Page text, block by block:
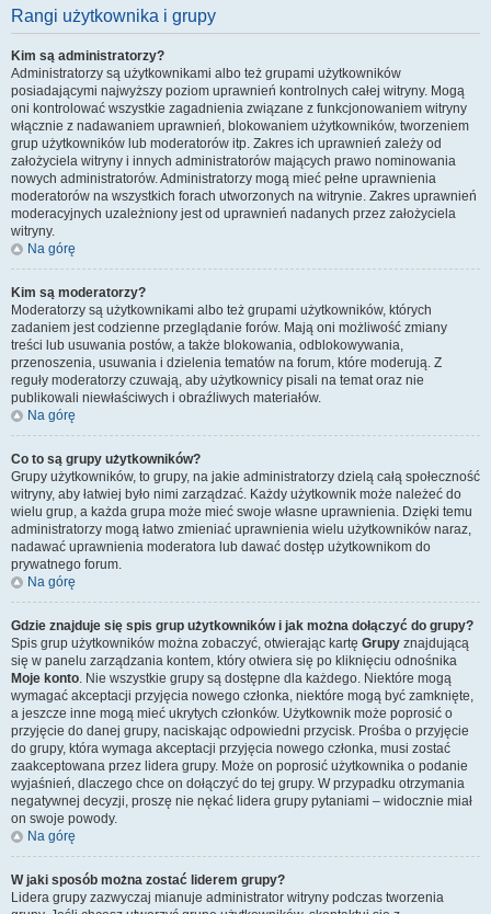
Rangi użytkownika i grupy
Kim są administratorzy?
Administratorzy są użytkownikami albo też grupami użytkowników
posiadającymi najwyższy poziom uprawnień kontrolnych całej witryny. Mogą
oni kontrolować wszystkie zagadnienia związane z funkcjonowaniem witryny
włącznie z nadawaniem uprawnień, blokowaniem użytkowników, tworzeniem
grup użytkowników lub moderatorów itp. Zakres ich uprawnień zależy od
założyciela witryny i innych administratorów mających prawo nominowania
nowych administratorów. Administratorzy mogą mieć pełne uprawnienia
moderatorów na wszystkich forach utworzonych na witrynie. Zakres uprawnień
moderacyjnych uzależniony jest od uprawnień nadanych przez założyciela
witryny.
Na górę
Kim są moderatorzy?
Moderatorzy są użytkownikami albo też grupami użytkowników, których
zadaniem jest codzienne przeglądanie forów. Mają oni możliwość zmiany
treści lub usuwania postów, a także blokowania, odblokowywania,
przenoszenia, usuwania i dzielenia tematów na forum, które moderują. Z
reguły moderatorzy czuwają, aby użytkownicy pisali na temat oraz nie
publikowali niewłaściwych i obraźliwych materiałów.
Na górę
Co to są grupy użytkowników?
Grupy użytkowników, to grupy, na jakie administratorzy dzielą całą społeczność
witryny, aby łatwiej było nimi zarządzać. Każdy użytkownik może należeć do
wielu grup, a każda grupa może mieć swoje własne uprawnienia. Dzięki temu
administratorzy mogą łatwo zmieniać uprawnienia wielu użytkowników naraz,
nadawać uprawnienia moderatora lub dawać dostęp użytkownikom do
prywatnego forum.
Na górę
Gdzie znajduje się spis grup użytkowników i jak można dołączyć do grupy?
Spis grup użytkowników można zobaczyć, otwierając kartę Grupy znajdującą
się w panelu zarządzania kontem, który otwiera się po kliknięciu odnośnika
Moje konto. Nie wszystkie grupy są dostępne dla każdego. Niektóre mogą
wymagać akceptacji przyjęcia nowego członka, niektóre mogą być zamknięte,
a jeszcze inne mogą mieć ukrytych członków. Użytkownik może poprosić o
przyjęcie do danej grupy, naciskając odpowiedni przycisk. Prośba o przyjęcie
do grupy, która wymaga akceptacji przyjęcia nowego członka, musi zostać
zaakceptowana przez lidera grupy. Może on poprosić użytkownika o podanie
wyjaśnień, dlaczego chce on dołączyć do tej grupy. W przypadku otrzymania
negatywnej decyzji, proszę nie nękać lidera grupy pytaniami – widocznie miał
on swoje powody.
Na górę
W jaki sposób można zostać liderem grupy?
Lidera grupy zazwyczaj mianuje administrator witryny podczas tworzenia